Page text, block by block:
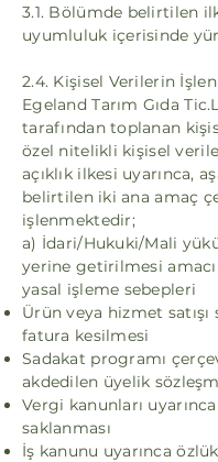
3.1. Bölümde belirtilen
uyumluluk içerisinde
2.4. Kişisel Verilerin
Egeland Tarım Gıda
tarafından toplanan
özel nitelikli kişisel
açıklık ilkesi uyarınca,
belirtilen iki ana amaç
işlenmektedir;
a) İdari/Hukuki/Mali
yerine getirilmesi
yasal işleme sebepleri
Ürün veya hizmet satışı
fatura kesilmesi
Sadakat programı
akdedilen üyelik
Vergi kanunları
saklanması
İş kanunu uyarınca